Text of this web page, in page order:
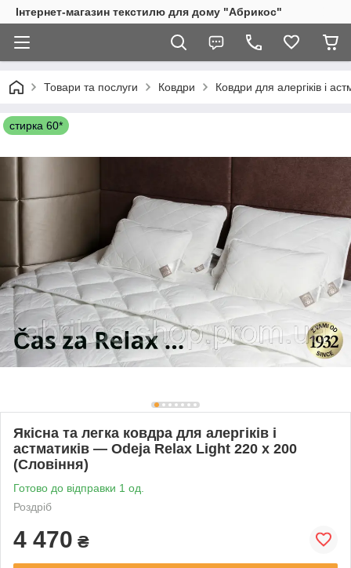
Інтернет-магазин текстилю для дому "Абрикос"
Товари та послуги Ковдри Ковдри для алергіків і
стирка 60*
Якісна та легка ковдра для алергіків і
астматиків — Odeja Relax Light 220 x 200
(Словіння)
Готово до відправки 1 од.
Роздріб
4 470 ₴